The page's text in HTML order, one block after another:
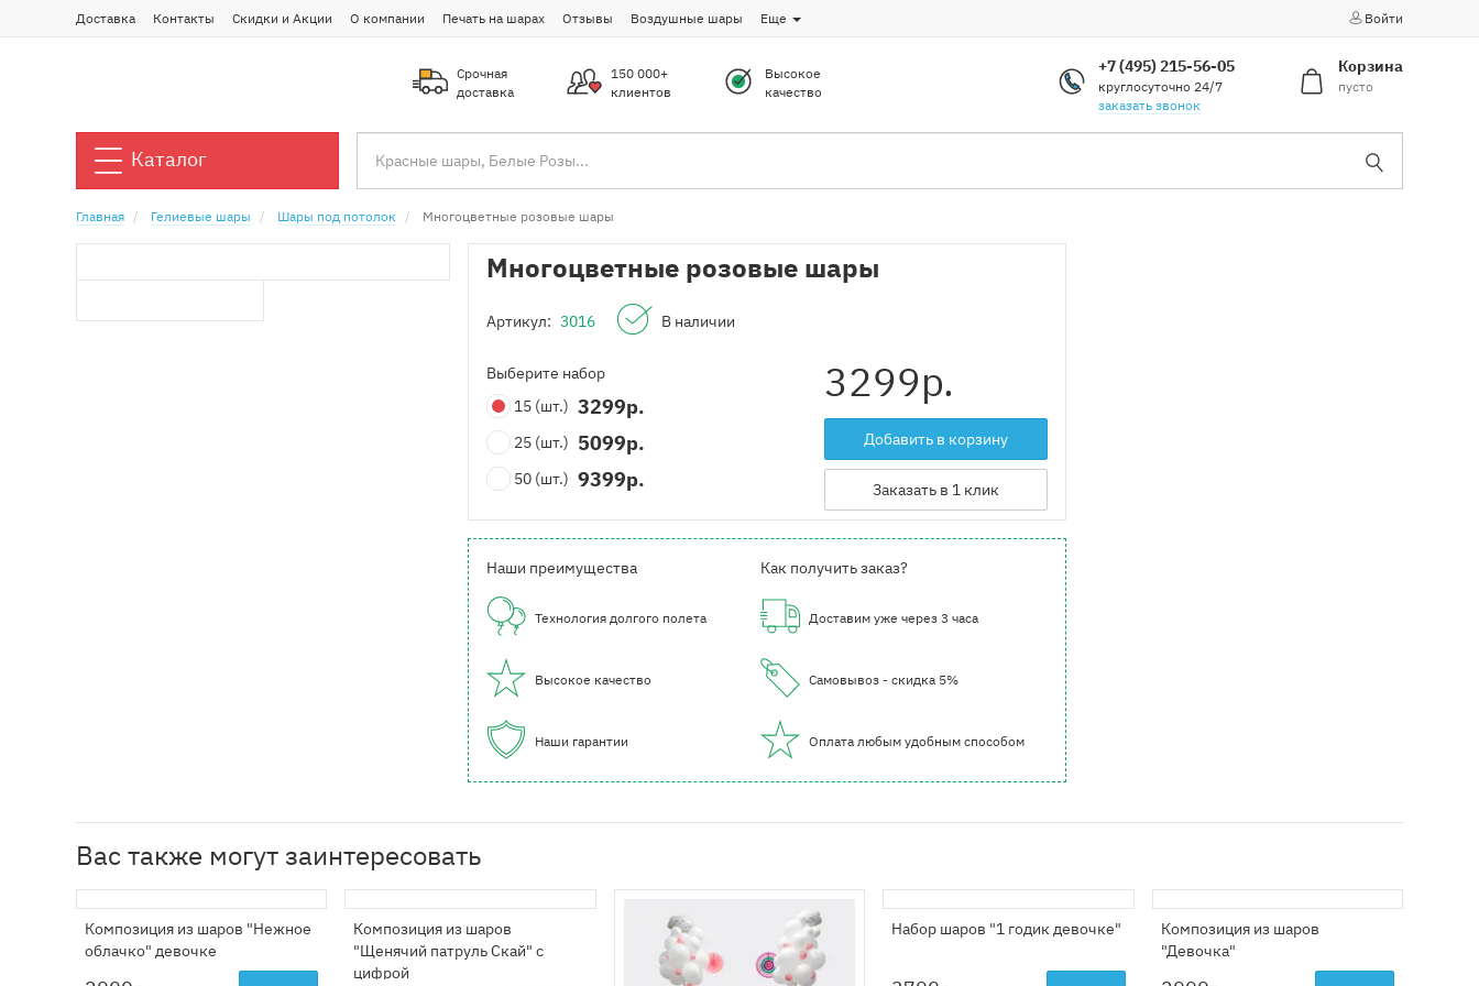
Доставка Контакты Скидки и Акции О компании Печать на шарах Отзывы Воздушные шары Еще Войти
Срочная
доставка
150 000+
клиентов
Высокое
качество
+7 (495) 215-56-05
круглосуточно 24/7
заказать звонок
Корзина
пусто
Каталог
Главная Гелиевые шары Шары под потолок Многоцветные розовые шары
Многоцветные розовые шары
Артикул: 3016 В наличии
Выберите набор
15 (шт.) 3299р.
25 (шт.) 5099р.
50 (шт.) 9399р.
3299р.
Добавить в корзину
Заказать в 1 клик
Наши преимущества
Технология долгого полета
Высокое качество
Наши гарантии
Как получить заказ?
Доставим уже через 3 часа
Самовывоз - скидка 5%
Оплата любым удобным способом
Вас также могут заинтересовать
Композиция из шаров "Нежное
облачко" девочке
Композиция из шаров
"Щенячий патруль Скай" с
цифрой
Набор шаров "1 годик девочке"
Композиция из шаров
"Девочка"